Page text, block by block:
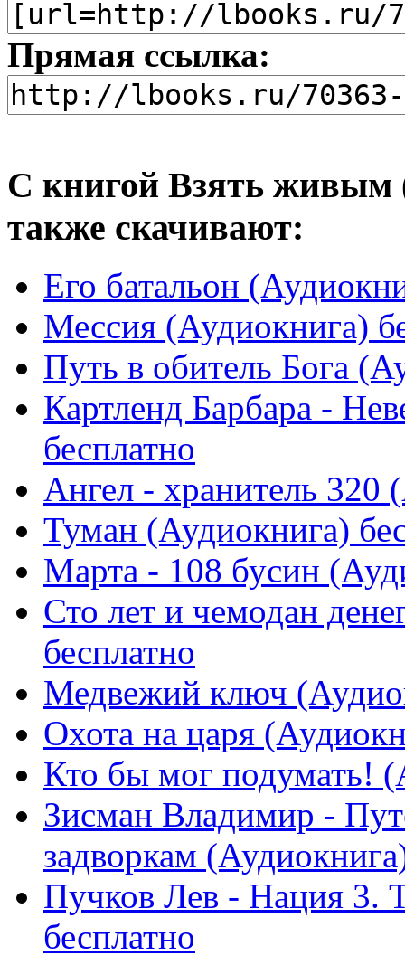
Прямая ссылка:
С книгой Взять живым
также скачивают:
Его батальон
Мессия (Аудиокнига)
Путь в обитель Бога
Картленд Барбара -
бесплатно
Ангел - хранитель 320
Туман (Аудиокнига)
Марта - 108 бусин
Сто лет и чемодан
бесплатно
Медвежий ключ
Охота на царя
Кто бы мог подумать!
Зисман Владимир -
задворкам
Пучков Лев - Нация 3.
бесплатно